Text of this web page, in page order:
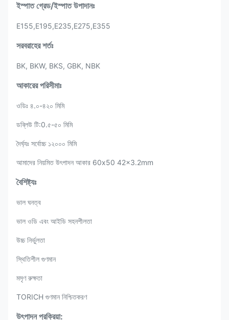
ইস্পাত গ্রেড/ইস্পাত উপাদানঃ
E155,E195,E235,E275,E355
সরবরাহের শর্তঃ
BK, BKW, BKS, GBK, NBK
আকারের পরিসীমাঃ
ওডিঃ ৪.০-৪২০ মিমি
ডব্লিউ টি:0.৫-৫০ মিমি
দৈর্ঘ্যঃ সর্বোচ্চ ১২০০০ মিমি
আমাদের নিয়মিত উৎপাদন আকার 60x50 42x3.2mm
বৈশিষ্ট্যঃ
ভাল ঘনত্ব
ভাল ওডি এবং আইডি সহনশীলতা
উচ্চ নির্ভুলতা
স্থিতিশীল গুণমান
মসৃণ রুক্ষতা
TORICH গুণমান নিশ্চিতকরণ
উৎপাদন প্রক্রিয়া: